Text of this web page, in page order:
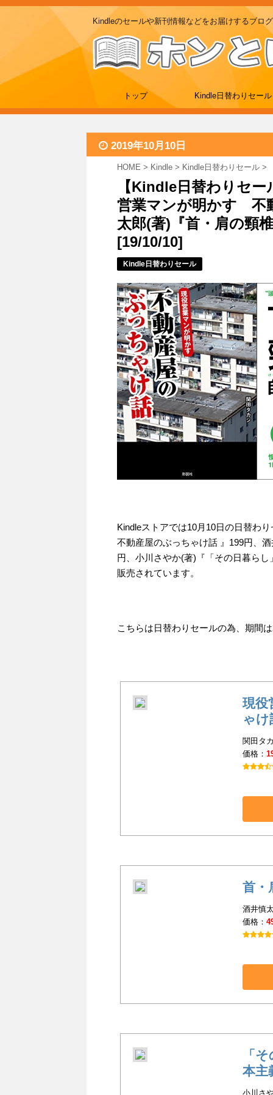
Kindleのセールや新刊情報などをお届けするブログ
トップ Kindle日替わりセール
2019年10月10日
HOME > Kindle > Kindle日替わりセール >
【Kindle日替わりセ
営業マンが明かす 不
太郎(著)『首・肩の頸
[19/10/10]
Kindle日替わりセール
Kindleストアでは10月10日の日替わ
不動産屋のぶっちゃけ話 』199円、
円、小川さやか(著)『「その日暮ら
販売されています。
こちらは日替わりセールの為、期間
現役
ゃけ
関田タ
価格：
首・
酒井慎
価格：
「
本主
小川さ